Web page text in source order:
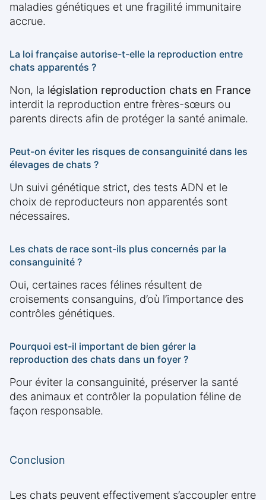
maladies génétiques et une fragilité immunitaire
accrue.
La loi française autorise-t-elle la reproduction entre
chats apparentés ?
Non, la législation reproduction chats en France
interdit la reproduction entre frères-sœurs ou
parents directs afin de protéger la santé animale.
Peut-on éviter les risques de consanguinité dans les
élevages de chats ?
Un suivi génétique strict, des tests ADN et le
choix de reproducteurs non apparentés sont
nécessaires.
Les chats de race sont-ils plus concernés par la
consanguinité ?
Oui, certaines races félines résultent de
croisements consanguins, d’où l’importance des
contrôles génétiques.
Pourquoi est-il important de bien gérer la
reproduction des chats dans un foyer ?
Pour éviter la consanguinité, préserver la santé
des animaux et contrôler la population féline de
façon responsable.
Conclusion
Les chats peuvent effectivement s’accoupler entre